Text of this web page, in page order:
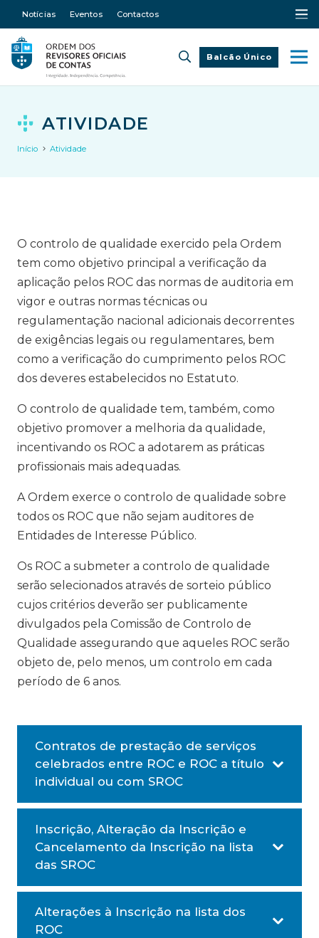
Notícias Eventos Contactos
Balcão Único
ATIVIDADE
Início Atividade
O controlo de qualidade exercido pela Ordem
tem como objetivo principal a verificação da
aplicação pelos ROC das normas de auditoria em
vigor e outras normas técnicas ou
regulamentação nacional adicionais decorrentes
de exigências legais ou regulamentares, bem
como a verificação do cumprimento pelos ROC
dos deveres estabelecidos no Estatuto.
O controlo de qualidade tem, também, como
objetivo promover a melhoria da qualidade,
incentivando os ROC a adotarem as práticas
profissionais mais adequadas.
A Ordem exerce o controlo de qualidade sobre
todos os ROC que não sejam auditores de
Entidades de Interesse Público.
Os ROC a submeter a controlo de qualidade
serão selecionados através de sorteio público
cujos critérios deverão ser publicamente
divulgados pela Comissão de Controlo de
Qualidade assegurando que aqueles ROC serão
objeto de, pelo menos, um controlo em cada
período de 6 anos.
Contratos de prestação de serviços
celebrados entre ROC e ROC a título
individual ou com SROC
Inscrição, Alteração da Inscrição e
Cancelamento da Inscrição na lista
das SROC
Alterações à Inscrição na lista dos
ROC